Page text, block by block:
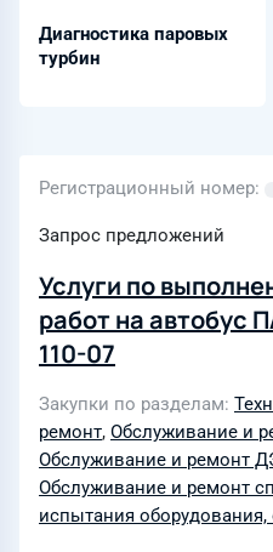
Диагностика паровых
турбин
Регистрационный номер
Запрос предложений
Услуги по
работ на автобус
110-07
Закупки по разделам
ремонт, Обслуживание и
Обслуживание и ремонт
Обслуживание и ремонт
испытания оборудования,